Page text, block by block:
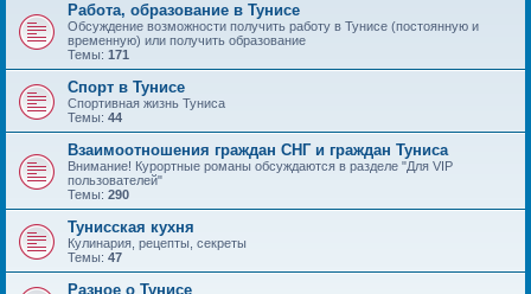
Работа, образование в Тунисе
Обсуждение возможности получить работу в Тунисе (постоянную и
временную) или получить образование
Темы: 171
Спорт в Тунисе
Спортивная жизнь Туниса
Темы: 44
Взаимоотношения граждан СНГ и граждан Туниса
Внимание! Курортные романы обсуждаются в разделе "Для VIP
пользователей"
Темы: 290
Тунисская кухня
Кулинария, рецепты, секреты
Темы: 47
Разное о Тунисе